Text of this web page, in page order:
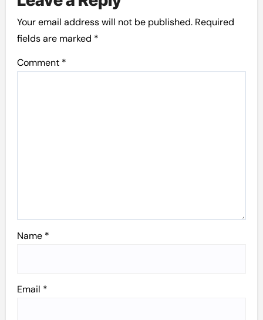
Your email address will not be published. Required
fields are marked *
Comment *
Name *
Email *